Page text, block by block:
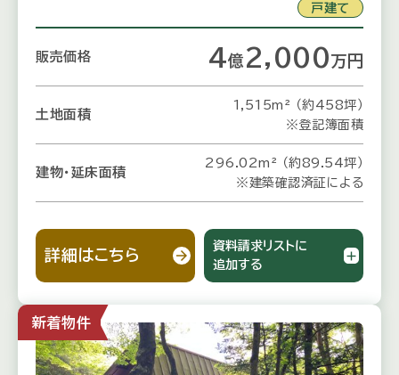
戸建て
販売価格 4億 2,000万 円
土地面積
1,515m² （約458坪）
※登記簿面積
建物・延床面積
296.02m² （約89.54坪）
※建築確認済証による
詳細はこちら
資料請求リストに
追加する
新着物件